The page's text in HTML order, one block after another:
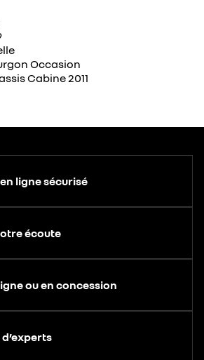
Occasion
Cabine 2011
ligne sécurisé
écoute
ou en concession